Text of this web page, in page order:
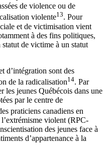
de violence ou de
violente13. Pour
et de victimisation vient
à des fins politiques,
de victime à un statut
d’intégration sont des
de la radicalisation14. Par
les jeunes Québécois dans une
par le centre de
praticiens canadiens en
violent (RPC-
des jeunes face à
d’appartenance à la